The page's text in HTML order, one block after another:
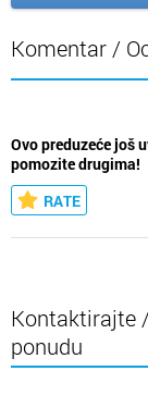
Komentar /
Ovo preduzeće još
pomozite drugima!
RATE
Kontaktirajte
ponudu